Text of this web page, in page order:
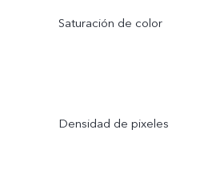
Saturación de color
Densidad de pixeles